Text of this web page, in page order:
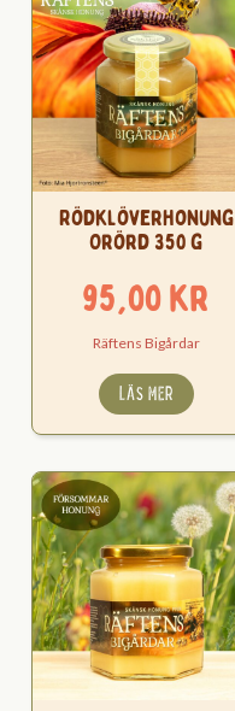
Rödklöverhonung
Orörd 350 g
95,00kr
Räftens Bigårdar
LÄS MER